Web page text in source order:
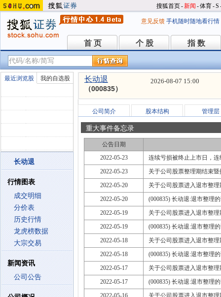
搜狐首页-新闻 -体育-S
意见反馈 手机随时随地看行情
首 页
首 页 个 股
个 股 指 数
指 数
最近浏览股 我的自选股
长动退
行情图表
成交明细
分价表
历史行情
龙虎榜数据
大宗交易
新闻资讯
公司公告
长动退
（000835）
2026-08-07 15:00
公司简介 股本结构 管理层
重大事件备忘录
公告日期
2022-05-23
连续亏损被终止上市日，连
2022-05-23
关于公司股票整理期结束
2022-05-20
关于公司股票进入退市整
2022-05-20
(000835) 长动退:退市整理
2022-05-19
关于公司股票进入退市整
2022-05-19
(000835) 长动退:退市整理
2022-05-18
关于公司股票进入退市整
2022-05-18
(000835) 长动退:退市整理
2022-05-17
关于公司股票进入退市整
2022-05-17
(000835) 长动退:退市整理
2022-05-16
关于公司股票进入退市整